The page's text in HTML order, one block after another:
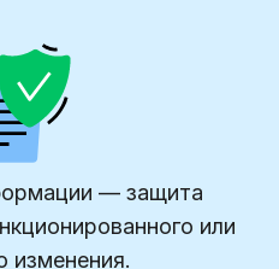
— защита
или
изменения.